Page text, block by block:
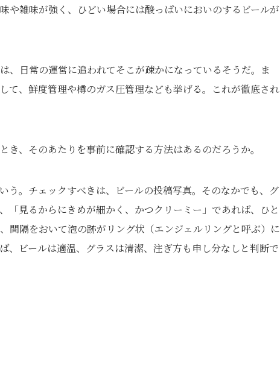
や雑味が強く、ひどい場合には酸っぱいにおいのするビールが
、日常の運営に追われてそこが疎かになっているそうだ。ま
て、鮮度管理や樽のガス圧管理なども挙げる。これが徹底され
、そのあたりを事前に確認する方法はあるのだろうか。
う。チェックすべきは、ビールの投稿写真。そのなかでも、グ
「見るからにきめが細かく、かつクリーミー」であれば、ひと
間隔をおいて泡の跡がリング状（エンジェルリングと呼ぶ）に
、ビールは適温、グラスは清潔、注ぎ方も申し分なしと判断で